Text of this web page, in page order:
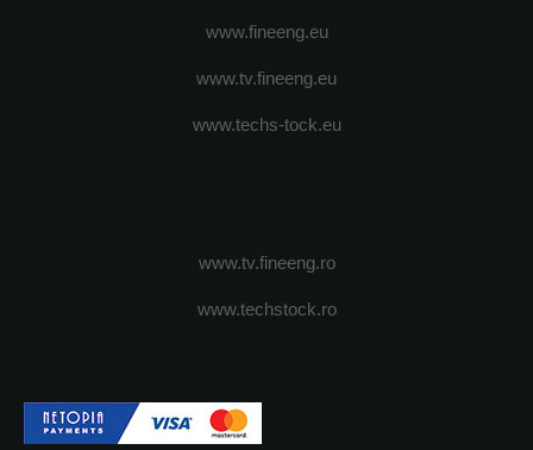
www.fineeng.eu
www.tv.fineeng.eu
www.techs-tock.eu
www.tv.fineeng.ro
www.techstock.ro